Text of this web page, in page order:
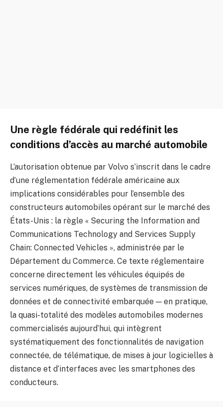
Une règle fédérale qui redéfinit les
conditions d’accès au marché automobile
L’autorisation obtenue par Volvo s’inscrit dans le cadre
d’une réglementation fédérale américaine aux
implications considérables pour l’ensemble des
constructeurs automobiles opérant sur le marché des
États-Unis : la règle « Securing the Information and
Communications Technology and Services Supply
Chain: Connected Vehicles », administrée par le
Département du Commerce. Ce texte réglementaire
concerne directement les véhicules équipés de
services numériques, de systèmes de transmission de
données et de connectivité embarquée — en pratique,
la quasi-totalité des modèles automobiles modernes
commercialisés aujourd’hui, qui intègrent
systématiquement des fonctionnalités de navigation
connectée, de télématique, de mises à jour logicielles à
distance et d’interfaces avec les smartphones des
conducteurs.